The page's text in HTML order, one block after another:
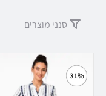
סנני מוצרים
31%